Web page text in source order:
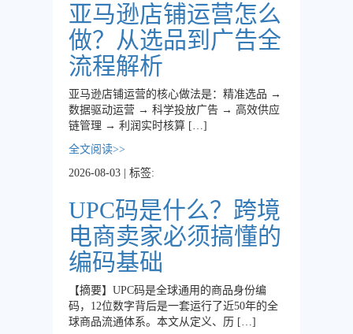
亚马逊店铺运营怎么
做？从选品到广告全
流程解析
亚马逊店铺运营的核心做法是：精准选品 →
数据驱动运营 → 科学投放广告 → 高效供应
链管理 → 利润实时核算 […]
全文阅读>>
2026-08-03 | 标签:
UPC码是什么？跨境
电商卖家必须搞懂的
编码基础
【摘要】UPC码是全球通用的商品身份编
码，12位数字背后是一套运行了近50年的全
球商品流通体系。本文从定义、历 […]